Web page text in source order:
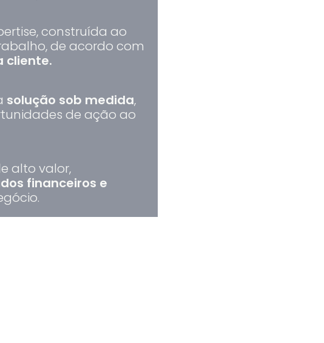
construída ao
de acordo com
cliente.
solução sob medida,
de ação ao
alto valor,
financeiros e